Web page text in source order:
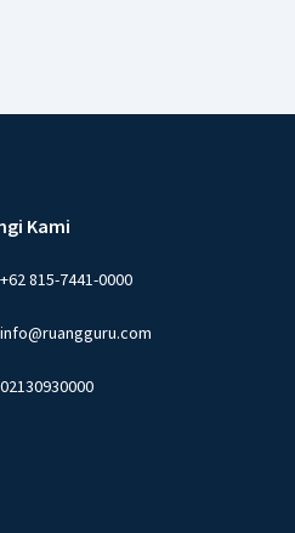
Kami
+62 815-7441-0000
info@ruangguru.com
02130930000